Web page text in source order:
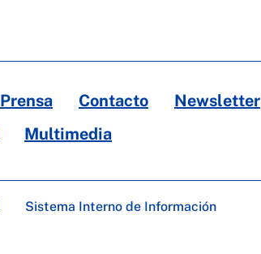
Prensa Contacto Newsletter
Multimedia
Sistema Interno de Información